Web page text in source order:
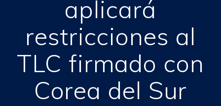
aplicará
restricciones al
TLC firmado con
Corea del Sur